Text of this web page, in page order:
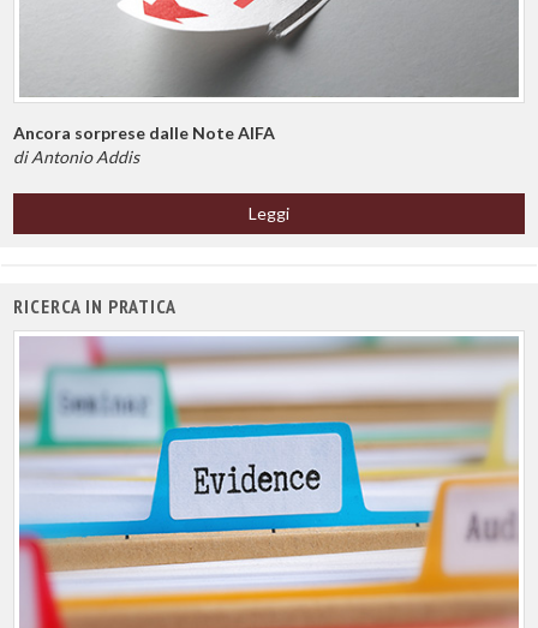
Ancora sorprese dalle Note AIFA
di Antonio Addis
Leggi
RICERCA IN PRATICA